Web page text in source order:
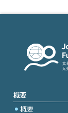
概要
概要